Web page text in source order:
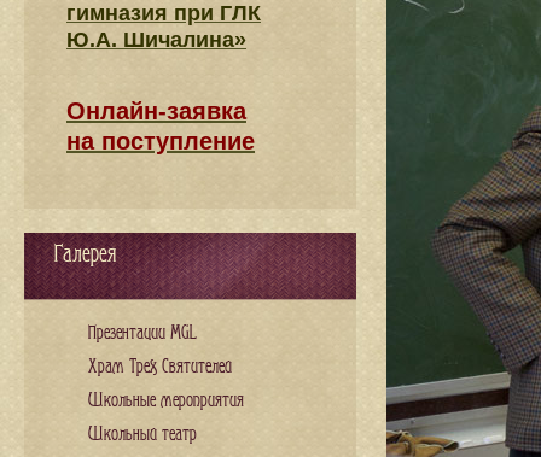
гимназия при ГЛК
Ю.А. Шичалина»
Онлайн-заявка
на поступление
Галерея
Презентации MGL
Храм Трех Святителей
Школьные мероприятия
Школьный театр